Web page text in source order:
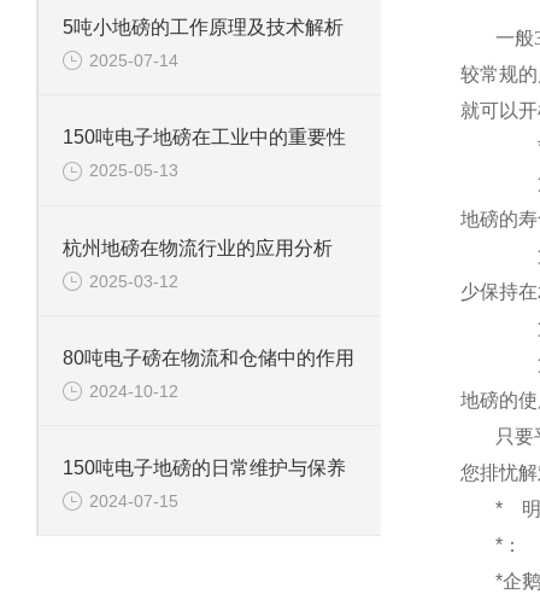
5吨小地磅的工作原理及技术解析
2025-07-14
150吨电子地磅在工业中的重要性
2025-05-13
杭州地磅在物流行业的应用分析
2025-03-12
80吨电子磅在物流和仓储中的作用
2024-10-12
150吨电子地磅的日常维护与保养
2024-07-15
一般
较常规
就可以
地磅的
少保持
地磅的
只
您排忧
*
*：
*企